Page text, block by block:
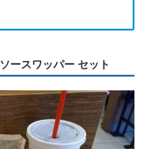
ースワッパー セット